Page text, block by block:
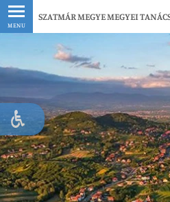
MENU
SZATMÁR MEGYE MEGYEI